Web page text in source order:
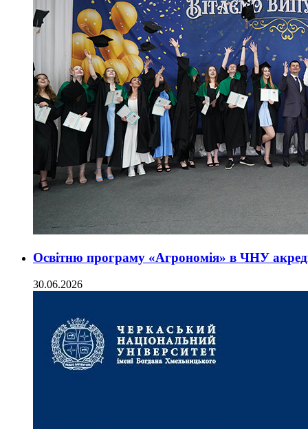
Освітню програму «Агрономія» в ЧНУ
30.06.2026